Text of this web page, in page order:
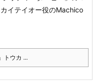
イテイオー役のMachico
トウカ ...